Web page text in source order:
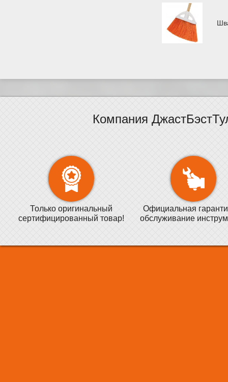
Компания
Только оригинальный
сертифицированный товар!
Официальная
обслуживание